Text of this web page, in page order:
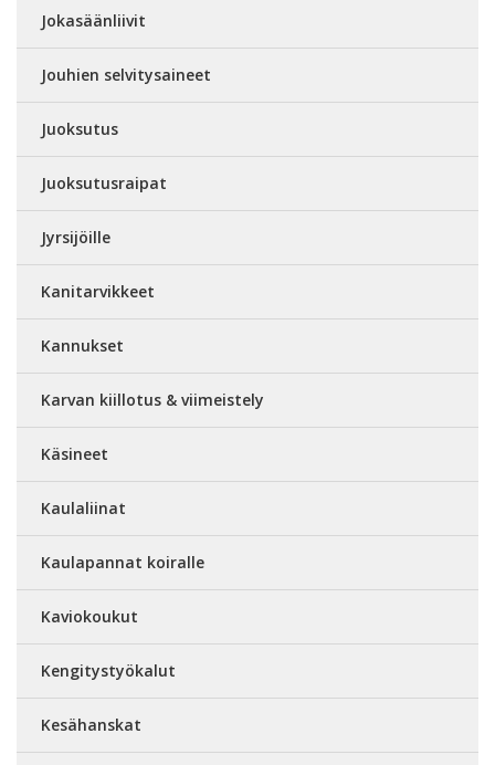
Jokasäänliivit
Jouhien selvitysaineet
Juoksutus
Juoksutusraipat
Jyrsijöille
Kanitarvikkeet
Kannukset
Karvan kiillotus & viimeistely
Käsineet
Kaulaliinat
Kaulapannat koiralle
Kaviokoukut
Kengitystyökalut
Kesähanskat